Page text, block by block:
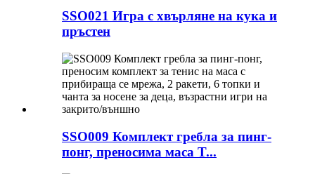
SSO021 Игра с хвърляне на кука и
пръстен
SSO009 Комплект гребла за пинг-
понг, преносима маса T...